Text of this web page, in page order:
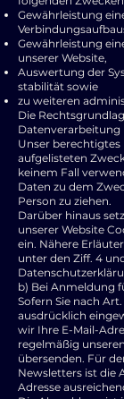
Gewährleistung
Gewährleistung
unserer Website,
Auswertung der
stabilität sowie
zu weiteren
Die
Datenverarbeitung
Unser berechtigtes
aufgelisteten
keinem Fall
Daten zu dem
Person zu ziehen.
Darüber hinaus
unserer Website
ein. Nähere
unter den Ziff. 4
b) Bei Anmeldung
Sofern Sie nach Art.
ausdrücklich
wir Ihre E-Mail-
regelmäßig
übersenden. Für
Newsletters ist die
Adresse